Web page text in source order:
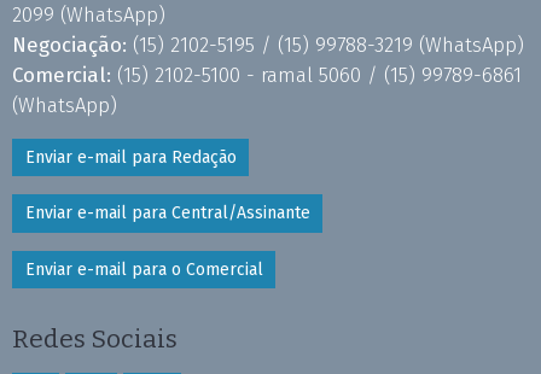
2099 (WhatsApp)
Negociação: (15) 2102-5195 / (15) 99788-3219 (WhatsApp)
Comercial: (15) 2102-5100 - ramal 5060 / (15) 99789-6861
(WhatsApp)
Enviar e-mail para Redação
Enviar e-mail para Central/Assinante
Enviar e-mail para o Comercial
Redes Sociais